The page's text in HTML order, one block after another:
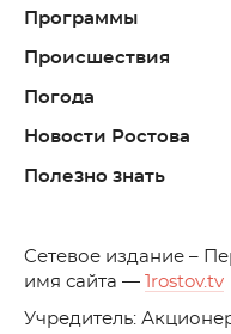
Программы
Происшествия
Погода
Новости Ростова
Полезно знать
Cетевое издание –
имя сайта —
1rostov.tv
Учредитель: